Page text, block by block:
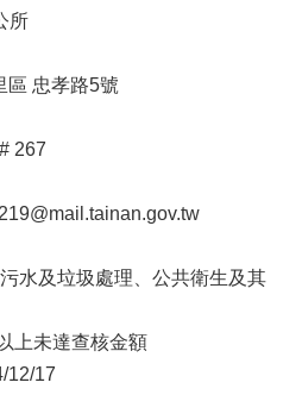
所
區 忠孝路5號
267
水及垃圾處理、公共衛生及其
上未達查核金額
12/17